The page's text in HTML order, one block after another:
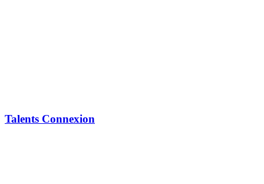
Talents Connexion